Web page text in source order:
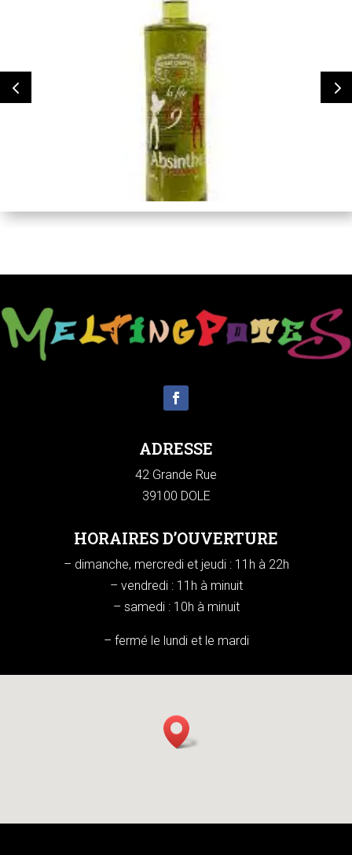
ADRESSE
42 Grande Rue
39100 DOLE
HORAIRES D’OUVERTURE
– dimanche, mercredi et jeudi : 11h à 22h
– vendredi : 11h à minuit
– samedi : 10h à minuit
– fermé le lundi et le mardi